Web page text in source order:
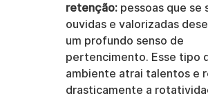
retenção: pessoas que se
ouvidas e valorizadas
um profundo senso de
pertencimento. Esse tipo
ambiente atrai talentos e
drasticamente a